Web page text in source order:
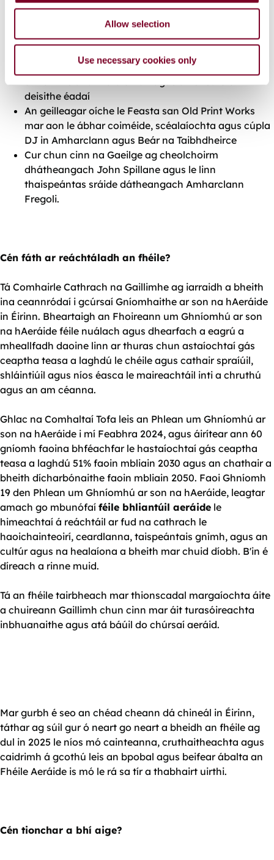
Allow selection
Use necessary cookies only
mBaile an Locháin, na Dumhcha Gainnimh a
thabhairt ar ais ar Thrá Grattan, tionscadal Éire
Ildánach ‘The Air we Share’ agus anNet Zero Cities
Geilleagar Ciorclach na Gaillimhe leis an margadh
deisithe éadaí
An geilleagar oíche le Feasta san Old Print Works
mar aon le ábhar coiméide, scéalaíochta agus cúpla
DJ in Amharclann agus Beár na Taibhdheirce
Cur chun cinn na Gaeilge ag cheolchoirm
dhátheangach John Spillane agus le linn
thaispeántas sráide dátheangach Amharclann
Fregoli.
Cén fáth ar reáchtáladh an fhéile?
Tá Comhairle Cathrach na Gaillimhe ag iarraidh a bheith
ina ceannródaí i gcúrsaí Gníomhaithe ar son na hAeráide
in Éirinn. Bheartaigh an Fhoireann um Ghníomhú ar son
na hAeráide féile nuálach agus dhearfach a eagrú a
mheallfadh daoine linn ar thuras chun astaíochtaí gás
ceaptha teasa a laghdú le chéile agus cathair spraíúil,
shláintiúil agus níos éasca le maireachtáil inti a chruthú
agus an am céanna.
Ghlac na Comhaltaí Tofa leis an Phlean um Ghníomhú ar
son na hAeráide i mí Feabhra 2024, agus áirítear ann 60
gníomh faoina bhféachfar le hastaíochtaí gás ceaptha
teasa a laghdú 51% faoin mbliain 2030 agus an chathair a
bheith dícharbónaithe faoin mbliain 2050. Faoi Ghníomh
19 den Phlean um Ghníomhú ar son na hAeráide, leagtar
amach go mbunófaí féile bhliantúil aeráide le
himeachtaí á reáchtáil ar fud na cathrach le
haoichainteoirí, ceardlanna, taispeántais gnímh, agus an
cultúr agus na healaíona a bheith mar chuid díobh. B'in é
díreach a rinne muid.
Tá an fhéile tairbheach mar thionscadal margaíochta áite
a chuireann Gaillimh chun cinn mar áit turasóireachta
inbhuanaithe agus atá báúil do chúrsaí aeráid.
Mar gurbh é seo an chéad cheann dá chineál in Éirinn,
táthar ag súil gur ó neart go neart a bheidh an fhéile ag
dul in 2025 le níos mó cainteanna, cruthaitheachta agus
caidrimh á gcothú leis an bpobal agus beifear ábalta an
Fhéile Aeráide is mó le rá sa tír a thabhairt uirthi.
Cén tionchar a bhí aige?